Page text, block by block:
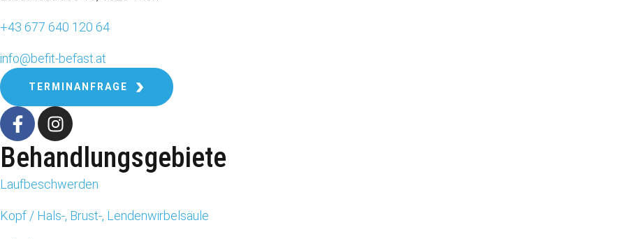
+43 677 640 120 64
info@befit-befast.at
TERMINANFRAGE
Behandlungsgebiete
Laufbeschwerden
Kopf / Hals-, Brust-, Lendenwirbelsäule